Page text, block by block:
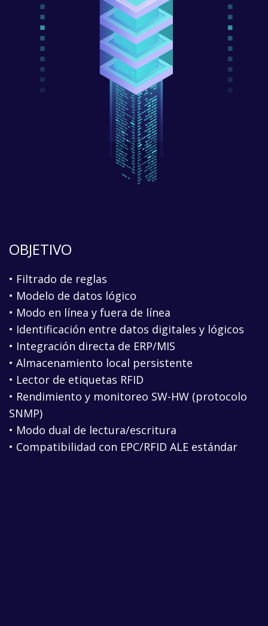
OBJETIVO
• Filtrado de reglas
• Modelo de datos lógico
• Modo en línea y fuera de línea
• Identificación entre datos digitales y lógicos
• Integración directa de ERP/MIS
• Almacenamiento local persistente
• Lector de etiquetas RFID
• Rendimiento y monitoreo SW-HW (protocolo
SNMP)
• Modo dual de lectura/escritura
• Compatibilidad con EPC/RFID ALE estándar